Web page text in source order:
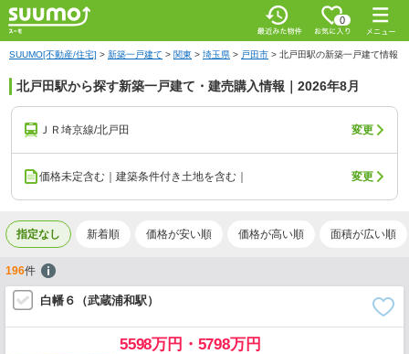
0
SUUMO[不動産/住宅] > 新築一戸建て > 関東 > 埼玉県 > 戸田市 > 北戸田駅の新築一戸建て情報
北戸田駅から探す新築一戸建て・建売購入情報｜2026年8月
ＪＲ埼京線/北戸田 変更
価格未定含む｜建築条件付き土地を含む｜ 変更
指定なし 新着順 価格が安い順 価格が高い順 面積が広い順
196件
白幡６（武蔵浦和駅）
5598万円・5798万円